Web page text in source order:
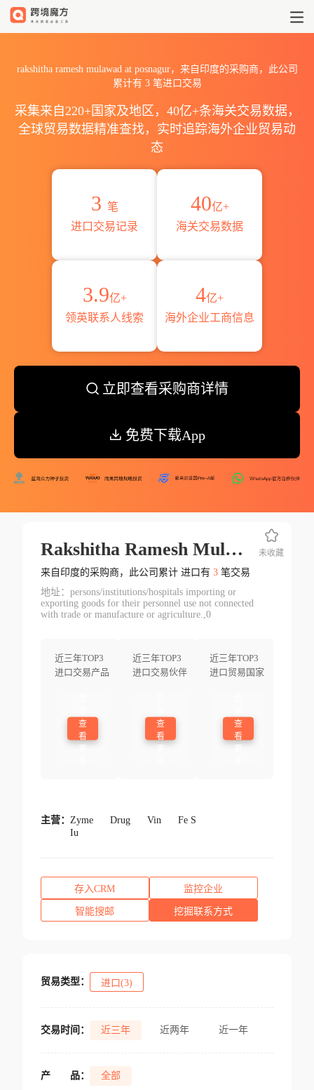
rakshitha ramesh mulawad at posnagur，来自印度的采购商，此公司
累计有 3笔进口交易
采集来自220+国家及地区，40亿+条海关交易数据，
全球贸易数据精准查找，实时追踪海外企业贸易动
态
3 笔
进口交易记录
40亿+
海关交易数据
3.9亿+
领英联系人线索
4亿+
海外企业工商信息
立即查看采购商详情
免费下载App
Rakshitha Ramesh Mulawad At Posnagur
来自印度的采购商，此公司累计 进口有 3笔交易
地址：persons/institutions/hospitals importing or
exporting goods for their personnel use not connected
with trade or manufacture or agriculture.,0
近三年TOP3
进口交易产品
查
看
近三年TOP3
进口交易伙伴
查
看
近三年TOP3
进口贸易国家
查
看
未收藏
主营： Zyme Drug Vin
Fe S
Iu
存入CRM 监控企业
智能搜邮 挖掘联系方式
贸易类型： 进口(3)
交易时间： 近三年 近两年 近一年
产 品： 全部